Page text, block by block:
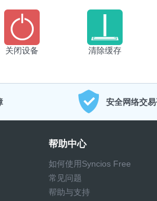
关闭设备 清除缓存
安全网络交
帮助中心
如何使用Syncios Free
常见问题
帮助与支持